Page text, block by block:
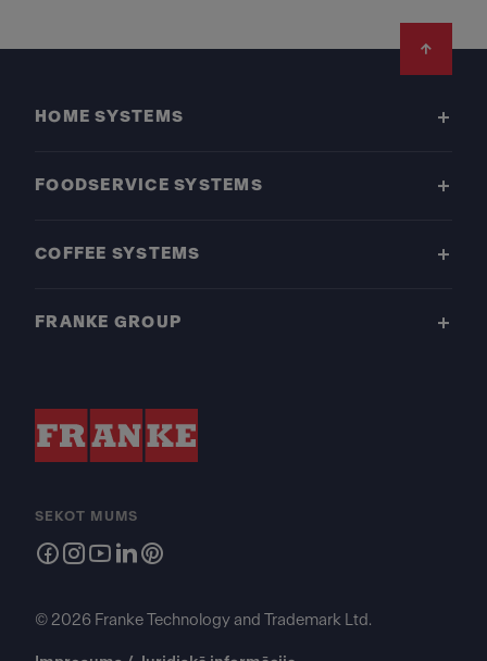
HOME SYSTEMS
FOODSERVICE SYSTEMS
COFFEE SYSTEMS
FRANKE GROUP
SEKOT MUMS
© 2026 Franke Technology and Trademark Ltd.